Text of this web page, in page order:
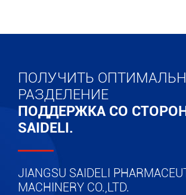
ПОЛУЧИТЬ
РАЗДЕЛЕНИЕ
ПОДДЕРЖКА СО
SAIDELI.
JIANGSU SAIDELI
MACHINERY CO.,LTD.